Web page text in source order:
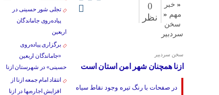
« خبر
مهم «
سخن
سردبیر
0
نظر
سخن سردبیر
ازنا همچنان شهر امن استان است
در صفحات با رنگ‌ تیره وجود نقاط سیاه
تجلی شور حسینی در
پیاده‌روی جاماندگان
اربعین
برگزاری پیاده‌روی
«جاماندگان اربعین
حسینی» در شهرستان ازنا
انتقاد امام جمعه ازنا از
افزایش اجاره‌بها در ازنا